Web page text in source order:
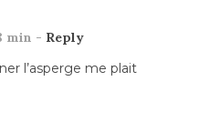
min - Reply
l’asperge me plait